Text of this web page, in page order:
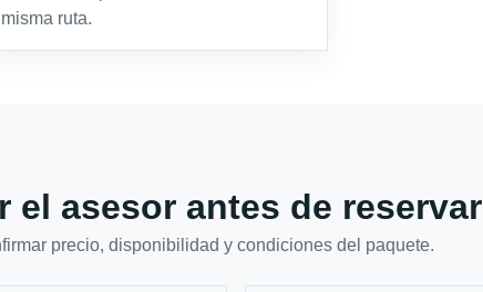
misma ruta.
el asesor antes de reservar
precio, disponibilidad y condiciones del paquete.